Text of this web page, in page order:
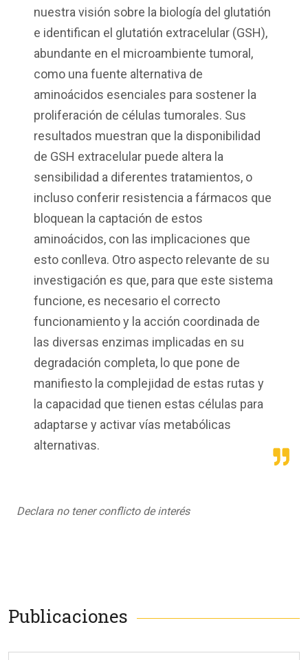
nuestra visión sobre la biología del glutatión
e identifican el glutatión extracelular (GSH),
abundante en el microambiente tumoral,
como una fuente alternativa de
aminoácidos esenciales para sostener la
proliferación de células tumorales. Sus
resultados muestran que la disponibilidad
de GSH extracelular puede altera la
sensibilidad a diferentes tratamientos, o
incluso conferir resistencia a fármacos que
bloquean la captación de estos
aminoácidos, con las implicaciones que
esto conlleva. Otro aspecto relevante de su
investigación es que, para que este sistema
funcione, es necesario el correcto
funcionamiento y la acción coordinada de
las diversas enzimas implicadas en su
degradación completa, lo que pone de
manifiesto la complejidad de estas rutas y
la capacidad que tienen estas células para
adaptarse y activar vías metabólicas
alternativas.
Declara no tener conflicto de interés
Publicaciones